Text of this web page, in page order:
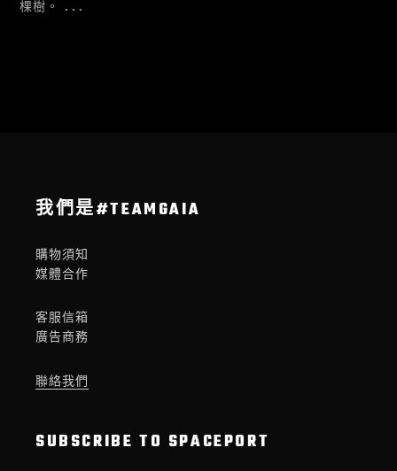
棵樹。
我們是#TEAMGAIA
購物須知
媒體合作
客服信箱
廣告商務
聯絡我們
SUBSCRIBE TO SPACEPORT